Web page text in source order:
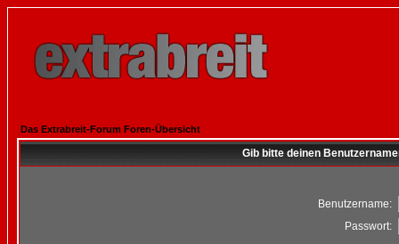
Das Extrabreit-Forum Foren-Übersicht
Gib bitte deinen
Benutzername:
Passwort: